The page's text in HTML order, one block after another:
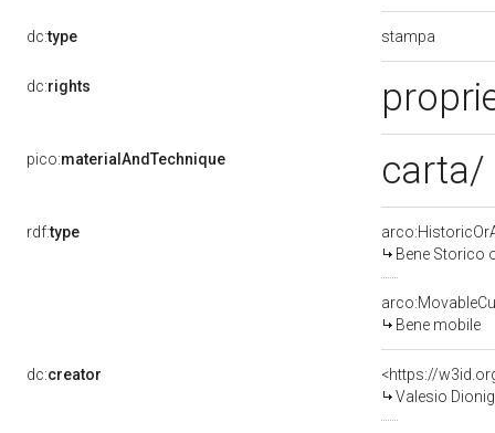
dc:type stampa
dc:rights
pico:materialAndTechnique
rdf:type
Bene Storico
Bene mobile
dc:creator
<https://
Valesio